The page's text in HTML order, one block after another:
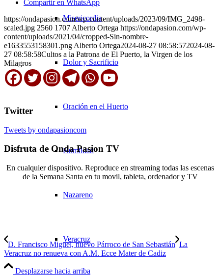
Misericordia
Dolor y Sacrificio
Oración en el Huerto
Humildad
Nazareno
Veracruz
Compartir en WhatsApp
https://ondapasion.com/wp-content/uploads/2023/09/IMG_2498-
scaled.jpg 2560 1707 Alberto Ortega https://ondapasion.com/wp-
content/uploads/2021/04/cropped-Sin-nombre-
e1633553158301.png Alberto Ortega2024-08-27 08:58:572024-08-
27 08:58:58Cultos a la Patrona de El Puerto, la Virgen de los
Milagros
Twitter
Tweets by ondapasioncom
Disfruta de Onda Pasion TV
En cualquier dispositivo. Reproduce en streaming todas las escenas
de la Semana Santa en tu movil, tableta, ordenador y TV
D. Francisco Miguel, nuevo Párroco de San Sebastián La
Veracruz no renueva con A.M. Ecce Mater de Cadiz
Desplazarse hacia arriba